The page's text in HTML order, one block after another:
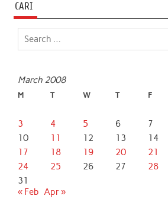
CARI
March 2008
M T W T F
3
4 5 6 7
10
11 12 13 14
17
18 19 20 21
24
25 26 27 28
31
« Feb Apr »